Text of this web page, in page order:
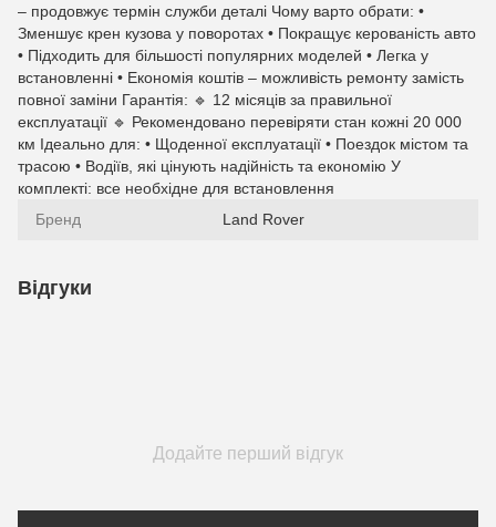
– продовжує термін служби деталі Чому варто обрати: •
Зменшує крен кузова у поворотах • Покращує керованість авто
• Підходить для більшості популярних моделей • Легка у
встановленні • Економія коштів – можливість ремонту замість
повної заміни Гарантія: 🔹 12 місяців за правильної
експлуатації 🔹 Рекомендовано перевіряти стан кожні 20 000
км Ідеально для: • Щоденної експлуатації • Поездок містом та
трасою • Водіїв, які цінують надійність та економію У
комплекті: все необхідне для встановлення
Бренд
Land Rover
Відгуки
Додайте перший відгук